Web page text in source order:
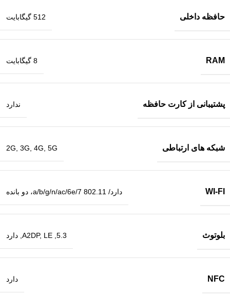
حافظه داخلی 512 گیگابایت
RAM 8 گیگابایت
پشتیبانی از کارت حافظه ندارد
شبکه های ارتباطی 2G, 3G, 4G, 5G
WI-FI دارد/ 802.11 a/b/g/n/ac/6e/7، دو بانده
بلوتوث 5.3, A2DP, LE, دارد
NFC دارد